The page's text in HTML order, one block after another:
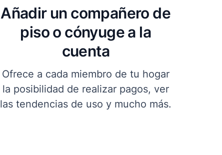
Añadir un compañero de
piso o cónyuge a la
cuenta
Ofrece a cada miembro de tu hogar
la posibilidad de realizar pagos, ver
las tendencias de uso y mucho más.